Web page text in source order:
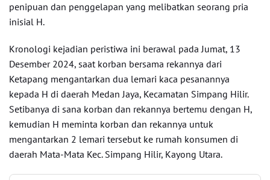
penipuan dan penggelapan yang melibatkan seorang pria
inisial H.
Kronologi kejadian peristiwa ini berawal pada Jumat, 13
Desember 2024, saat korban bersama rekannya dari
Ketapang mengantarkan dua lemari kaca pesanannya
kepada H di daerah Medan Jaya, Kecamatan Simpang Hilir.
Setibanya di sana korban dan rekannya bertemu dengan H,
kemudian H meminta korban dan rekannya untuk
mengantarkan 2 lemari tersebut ke rumah konsumen di
daerah Mata-Mata Kec. Simpang Hilir, Kayong Utara.